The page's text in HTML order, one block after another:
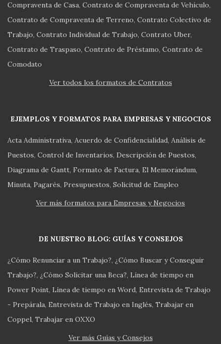
Compraventa de Casa Contrato de Compraventa de Vehículo
Contrato de Compraventa de Terreno Contrato Colectivo de
Trabajo Contrato Individual de Trabajo Contrato Uber
Contrato de Traspaso Contrato de Préstamo Contrato de
Comodato
Ver todos los formatos de Contratos
EJEMPLOS Y FORMATOS PARA EMPRESAS Y NEGOCIOS
Acta Administrativa Acuerdo de Confidencialidad Análisis de
Puestos Control de Inventarios Descripción de Puestos
Diagrama de Gantt Formato de Factura El Memorándum
Minuta Pagarés Presupuestos Solicitud de Empleo
Ver más formatos para Empresas y Negocios
DE NUESTRO BLOG: GUÍAS Y CONSEJOS
¿Cómo Renunciar a un Trabajo? ¿Cómo Buscar y Conseguir
Trabajo? ¿Cómo Solicitar una Beca? Línea de tiempo en
Power Point Línea de tiempo en Word Entrevista de Trabajo
- Prepárala Entrevista de Trabajo en Inglés Trabajar en
Coppel Trabajar en OXXO
Ver más Guías y Consejos